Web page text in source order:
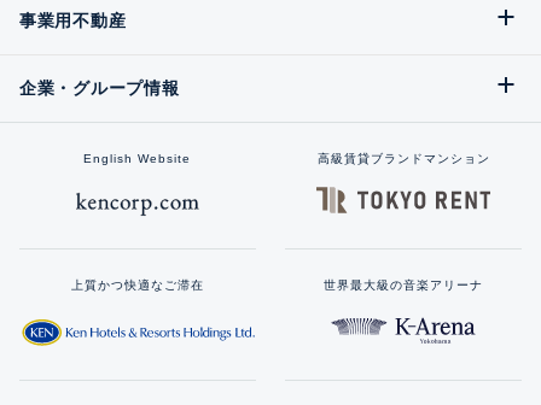
事業用不動産
企業・グループ情報
English Website 高級賃貸ブランドマンション
上質かつ快適なご滞在 世界最大級の音楽アリーナ